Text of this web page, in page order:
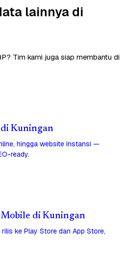
lainnya di
Tim kami juga siap membantu di
di Kuningan
hingga website instansi —
ready.
Mobile di Kuningan
ke Play Store dan App Store,